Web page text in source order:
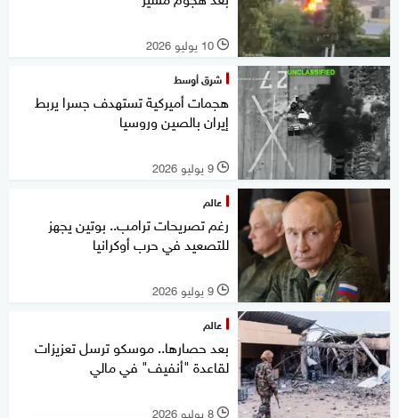
l 10 يوليو 2026
شرق أوسط
هجمات أميركية تستهدف جسرا يربط
إيران بالصين وروسيا
l 9 يوليو 2026
عالم
رغم تصريحات ترامب.. بوتين يجهز
للتصعيد في حرب أوكرانيا
l 9 يوليو 2026
عالم
بعد حصارها.. ‏موسكو ترسل تعزيزات
لقاعدة "أنفيف" في مالي
l 8 يوليو 2026